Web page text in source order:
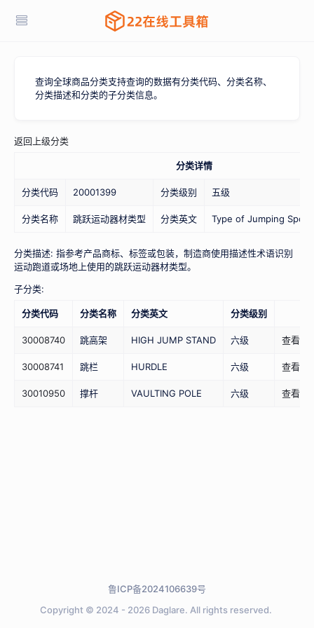
查询全球商品分类支持查询的数据有分类代码、分类名称、
分类描述和分类的子分类信息。
返回上级分类
分类详情
分类代码 20001399 分类级别 五级
分类名称 跳跃运动器材类型 分类英文 Type of Jumping
分类描述: 指参考产品商标、标签或包装，制造商使用描述性术语识别
运动跑道或场地上使用的跳跃运动器材类型。
子分类:
分类代码 分类名称 分类英文 分类级别
30008740 跳高架 HIGH JUMP STAND 六级 查看详
30008741 跳栏 HURDLE 六级 查看详
30010950 撑杆 VAULTING POLE 六级 查看详
Copyright © 2024 - 2026 Daglare. All rights reserved.
鲁ICP备2024106639号